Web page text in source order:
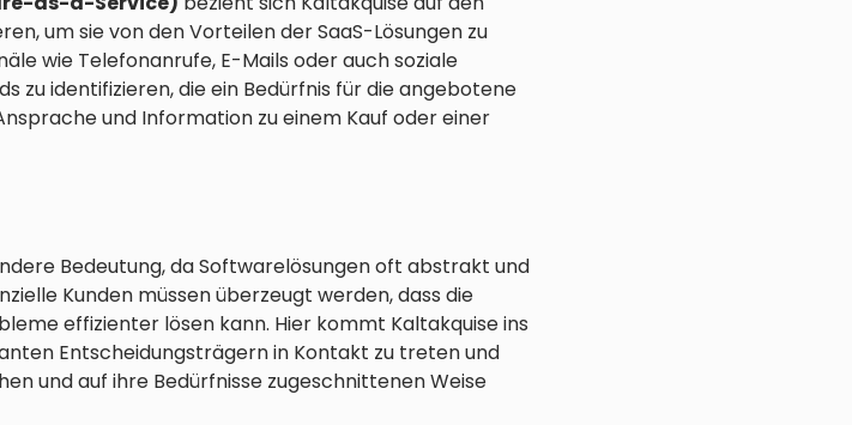
um sie von den Vorteilen der SaaS-Lösungen zu
wie Telefonanrufe, E-Mails oder auch soziale
zu identifizieren, die ein Bedürfnis für die angebotene
und Information zu einem Kauf oder einer
Bedeutung, da Softwarelösungen oft abstrakt und
Kunden müssen überzeugt werden, dass die
effizienter lösen kann. Hier kommt Kaltakquise ins
Entscheidungsträgern in Kontakt zu treten und
und auf ihre Bedürfnisse zugeschnittenen Weise